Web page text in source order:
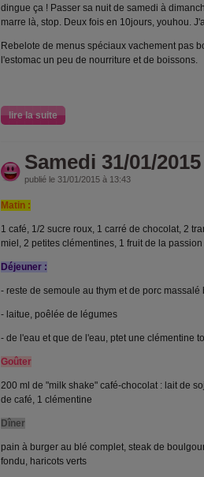
dingue ça ! Passer sa nuit de samedi à
marre là, stop. Deux fois en 10jours, youhou.
Rebelote de menus spéciaux vachement pas
l'estomac un peu de nourriture et de boissons.
lire la suite
Samedi 31/01/2015
publié le 31/01/2015 à 13:43
Matin :
1 café, 1/2 sucre roux, 1 carré de chocolat, 2
miel, 2 petites clémentines, 1 fruit de la passion
Déjeuner :
- reste de semoule au thym et de porc massalé
- laitue, poêlée de légumes
- de l'eau et que de l'eau, ptet une clémentine
Goûter
200 ml de "milk shake" café-chocolat : lait de
de café, 1 clémentine
Dîner
pain à burger au blé complet, steak de
fondu, haricots verts